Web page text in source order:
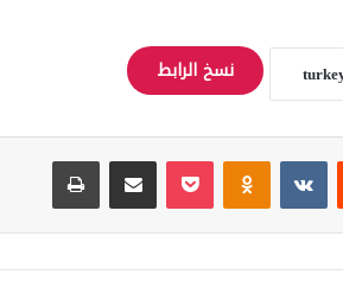
نسخ الرابط
Odnoklassniki
‫Pocket مشاركة عبر البريد طباعة